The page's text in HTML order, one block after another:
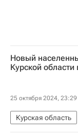
Новый
Курской
25 октября 2024, 23:29
Курская область